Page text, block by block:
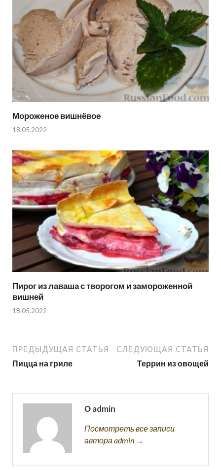
Мороженое вишнёвое
18.05.2022
Пирог из лаваша с творогом и замороженной
вишней
18.05.2022
ПРЕДЫДУЩАЯ СТАТЬЯ
Пицца на гриле
СЛЕДУЮЩАЯ СТАТЬЯ
Террин из овощей
О admin
Посмотреть все записи
автора admin →